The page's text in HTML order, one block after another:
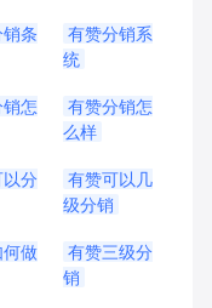
条
有赞分销系
统
怎
有赞分销怎
么样
分
有赞可以几
级分销
做
有赞三级分
销